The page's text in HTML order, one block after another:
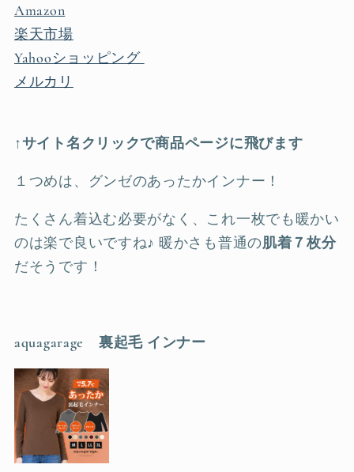
Amazon
楽天市場
Yahooショッピング
メルカリ
↑サイト名クリックで商品ページに飛びます
１つめは、グンゼのあったかインナー！
たくさん着込む必要がなく、これ一枚でも暖かい
のは楽で良いですね♪ 暖かさも普通の肌着７枚分
だそうです！
aquagarage 裏起毛 インナー